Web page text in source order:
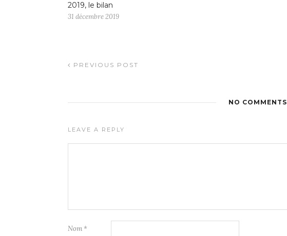
2019, le bilan
31 décembre 2019
PREVIOUS POST
NO COMMENTS
LEAVE A REPLY
Nom *